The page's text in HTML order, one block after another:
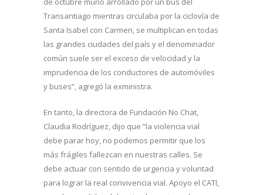
Transantiago mientras circulaba por la ciclovía de
Santa Isabel con Carmen, se multiplican en todas
las grandes ciudades del país y el denominador
común suele ser el exceso de velocidad y la
imprudencia de los conductores de automóviles
y buses”, agregó la exministra.
En tanto, la directora de Fundación No Chat,
Claudia Rodríguez, dijo que “la violencia vial
debe parar hoy, no podemos permitir que los
más frágiles fallezcan en nuestras calles. Se
debe actuar con sentido de urgencia y voluntad
para lograr la real convivencia vial. Apoyo el CATI,